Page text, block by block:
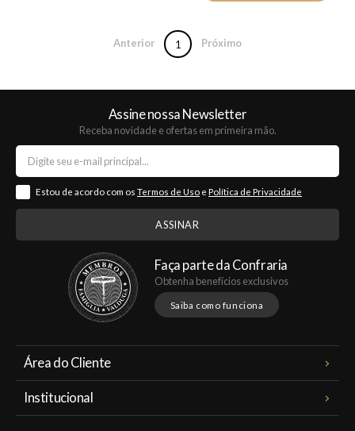
Anterior 1 Próximo
Assine nossa Newsletter
Receba novidade e ofertas em primeira mão.
Estou de acordo com os Termos de Uso e Política de Privacidade
Faça parte da Confraria
Obtenha benefícios exclusivos
Saiba como funciona
Área do Cliente
Institucional